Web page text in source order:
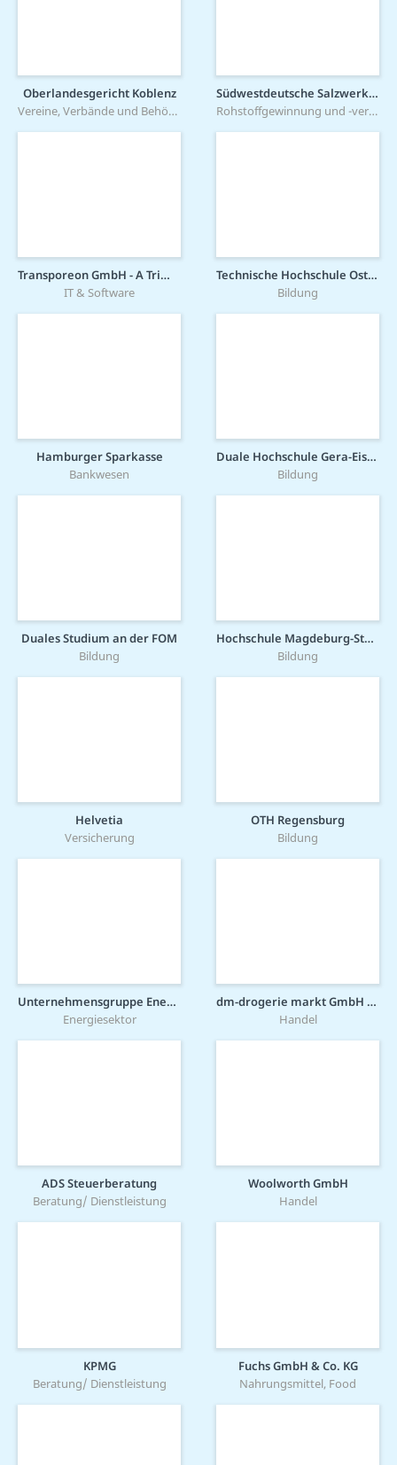
Oberlandesgericht Koblenz
Vereine, Verbände und Behörden
Südwestdeutsche Salzwerke AG
Rohstoffgewinnung und -verarbeitung
Transporeon GmbH - A Trimble Company
IT & Software
Technische Hochschule Ostwestfalen-Lippe
Bildung
Hamburger Sparkasse
Bankwesen
Duale Hochschule Gera-Eisenach
Bildung
Duales Studium an der FOM
Bildung
Hochschule Magdeburg-Stendal
Bildung
Helvetia
Versicherung
OTH Regensburg
Bildung
Unternehmensgruppe Energieversorgung Mittelrhein (evm-Gruppe)
Energiesektor
dm-drogerie markt GmbH + Co. KG
Handel
ADS Steuerberatung
Beratung/ Dienstleistung
Woolworth GmbH
Handel
KPMG
Beratung/ Dienstleistung
Fuchs GmbH & Co. KG
Nahrungsmittel, Food